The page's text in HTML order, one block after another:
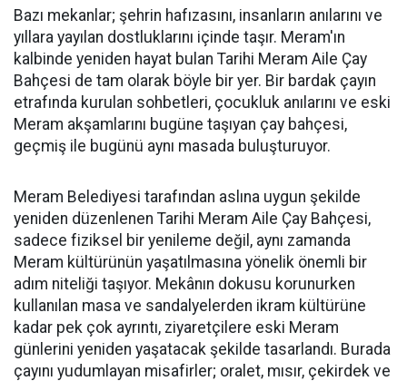
Bazı mekanlar; şehrin hafızasını, insanların anılarını ve
yıllara yayılan dostluklarını içinde taşır. Meram'ın
kalbinde yeniden hayat bulan Tarihi Meram Aile Çay
Bahçesi de tam olarak böyle bir yer. Bir bardak çayın
etrafında kurulan sohbetleri, çocukluk anılarını ve eski
Meram akşamlarını bugüne taşıyan çay bahçesi,
geçmiş ile bugünü aynı masada buluşturuyor.
Meram Belediyesi tarafından aslına uygun şekilde
yeniden düzenlenen Tarihi Meram Aile Çay Bahçesi,
sadece fiziksel bir yenileme değil, aynı zamanda
Meram kültürünün yaşatılmasına yönelik önemli bir
adım niteliği taşıyor. Mekânın dokusu korunurken
kullanılan masa ve sandalyelerden ikram kültürüne
kadar pek çok ayrıntı, ziyaretçilere eski Meram
günlerini yeniden yaşatacak şekilde tasarlandı. Burada
çayını yudumlayan misafirler; oralet, mısır, çekirdek ve